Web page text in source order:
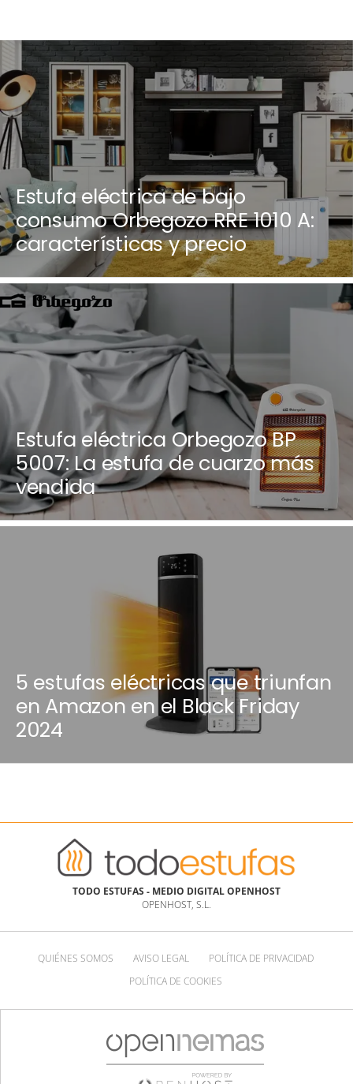
Estufa eléctrica de bajo
consumo Orbegozo RRE 1010 A:
características y precio
Estufa eléctrica Orbegozo BP
5007: La estufa de cuarzo más
vendida
5 estufas eléctricas que triunfan
en Amazon en el Black Friday
2024
TODO ESTUFAS - MEDIO DIGITAL OPENHOST
OPENHOST, S.L.
QUIÉNES SOMOS AVISO LEGAL
POLÍTICA DE PRIVACIDAD
POLÍTICA DE COOKIES